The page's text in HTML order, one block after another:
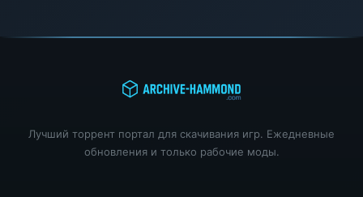
Лучший торрент портал для скачивания игр. Ежедневные
обновления и только рабочие моды.